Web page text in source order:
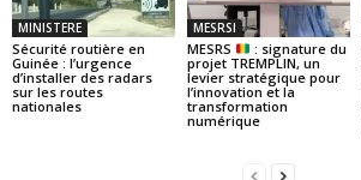
MINISTERE
Sécurité routière en
Guinée : l’urgence
d’installer des radars
sur les routes
nationales
MESRSI
MESRS
: signature du
projet TREMPLIN, un
levier stratégique pour
l’innovation et la
transformation
numérique